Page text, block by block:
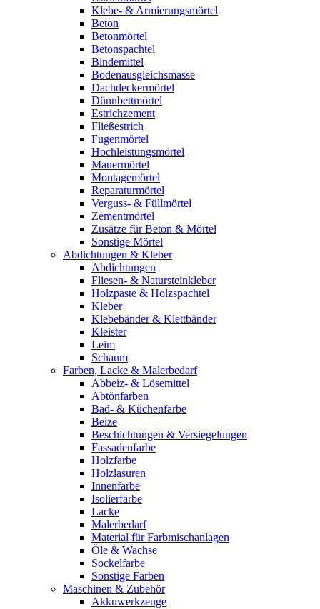
Klebe- & Armierungsmörtel
Beton
Betonmörtel
Betonspachtel
Bindemittel
Bodenausgleichsmasse
Dachdeckermörtel
Dünnbettmörtel
Estrichzement
Fließestrich
Fugenmörtel
Hochleistungsmörtel
Mauermörtel
Montagemörtel
Reparaturmörtel
Verguss- & Füllmörtel
Zementmörtel
Zusätze für Beton & Mörtel
Sonstige Mörtel
Abdichtungen & Kleber
Abdichtungen
Fliesen- & Natursteinkleber
Holzpaste & Holzspachtel
Kleber
Klebebänder & Klettbänder
Kleister
Leim
Schaum
Farben, Lacke & Malerbedarf
Abbeiz- & Lösemittel
Abtönfarben
Bad- & Küchenfarbe
Beize
Beschichtungen & Versiegelungen
Fassadenfarbe
Holzfarbe
Holzlasuren
Innenfarbe
Isolierfarbe
Lacke
Malerbedarf
Material für Farbmischanlagen
Öle & Wachse
Sockelfarbe
Sonstige Farben
Maschinen & Zubehör
Akkuwerkzeuge